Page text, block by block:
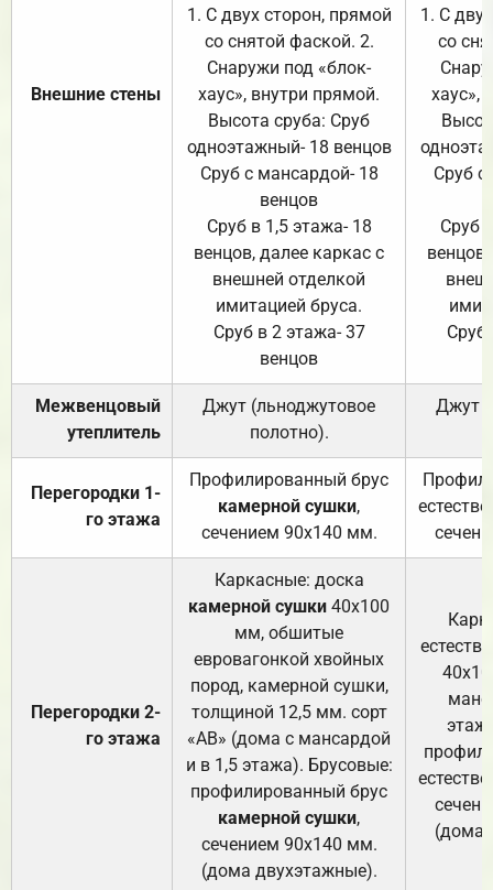
Внешние стены
1. С двух сторон, прямой
со снятой фаской. 2.
Снаружи под «блок-
хаус», внутри прямой.
Высота сруба: Сруб
одноэтажный- 18 венцов
Сруб с мансардой- 18
венцов
Сруб в 1,5 этажа- 18
венцов, далее каркас с
внешней отделкой
имитацией бруса.
Сруб в 2 этажа- 37
венцов
1. С
со
хаус»,
Сруб с
Сруб
Сруб
Межвенцовый
утеплитель
Джут (льноджутовое
полотно).
Джут
Перегородки 1-
го этажа
Профилированный брус
камерной сушки,
сечением 90х140 мм.
Перегородки 2-
го этажа
Каркасные: доска
камерной сушки 40х100
мм, обшитые
евровагонкой хвойных
пород, камерной сушки,
толщиной 12,5 мм. сорт
«АВ» (дома с мансардой
и в 1,5 этажа). Брусовые:
профилированный брус
камерной сушки,
сечением 90х140 мм.
(дома двухэтажные).
(дома